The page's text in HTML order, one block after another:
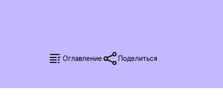
Оглавление Поделиться